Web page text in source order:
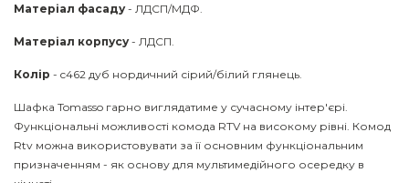
Матеріал фасаду- ЛДСП/МДФ.
Матеріал корпусу- ЛДСП.
Колір - c462 дуб нордичний сірий/білий глянець.
Шафка Tomasso гарно виглядатиме у сучасному інтер'єрі.
Функціональні можливості комода RTV на високому рівні. Комод
Rtv можна використовувати за її основним функціональним
призначенням - як основу для мультимедійного осередку в